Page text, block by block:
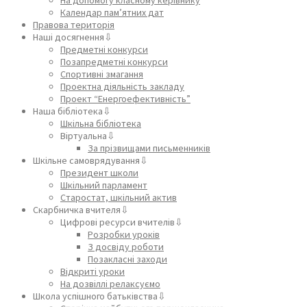
Календар пам’ятних дат
Правова територія
Наші досягнення⇩
Предметні конкурси
Позапредметні конкурси
Спортивні змагання
Проектна діяльність закладу
Проект “Енергоефективність”
Наша бібліотека⇩
Шкільна бібліотека
Віртуальна⇩
За прізвищами письменників
Шкільне самоврядування⇩
Президент школи
Шкільний парламент
Старостат, шкільний актив
Скарбничка вчителя⇩
Цифрові ресурси вчителів⇩
Розробки уроків
З досвіду роботи
Позакласні заходи
Відкриті уроки
На дозвіллі релаксуємо
Школа успішного батьківства⇩